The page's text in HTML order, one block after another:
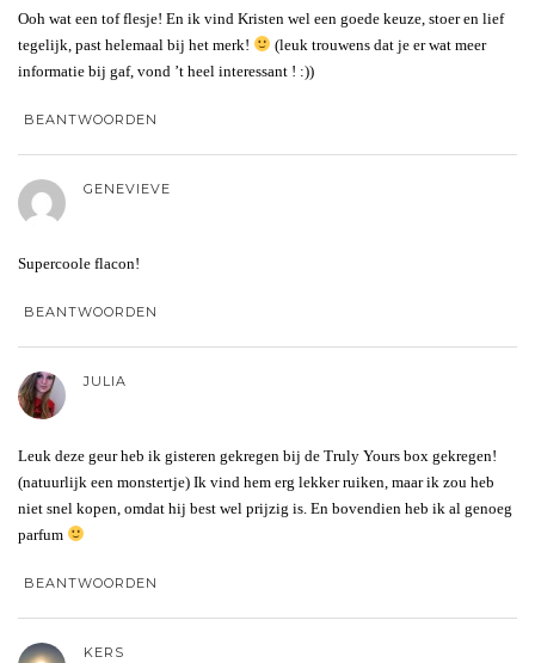
Ooh wat een tof flesje! En ik vind Kristen wel een goede keuze, stoer en lief
tegelijk, past helemaal bij het merk!
(leuk trouwens dat je er wat meer
informatie bij gaf, vond ’t heel interessant ! :))
BEANTWOORDEN
GENEVIEVE
Supercoole flacon!
BEANTWOORDEN
JULIA
Leuk deze geur heb ik gisteren gekregen bij de Truly Yours box gekregen!
(natuurlijk een monstertje) Ik vind hem erg lekker ruiken, maar ik zou heb
niet snel kopen, omdat hij best wel prijzig is. En bovendien heb ik al genoeg
parfum
BEANTWOORDEN
KERS